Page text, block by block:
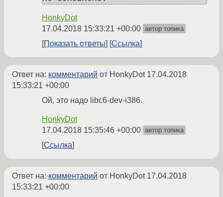
HonkyDot
17.04.2018 15:33:21 +00:00 автор топика
Показать ответы Ссылка
Ответ на: комментарий от HonkyDot 17.04.2018
15:33:21 +00:00
Ой, это надо libc6-dev-i386.
HonkyDot
17.04.2018 15:35:46 +00:00 автор топика
Ссылка
Ответ на: комментарий от HonkyDot 17.04.2018
15:33:21 +00:00